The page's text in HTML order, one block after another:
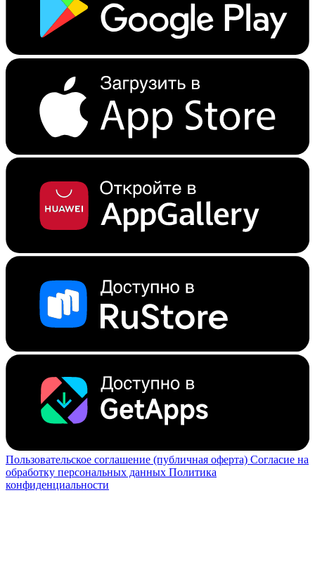
Пользовательское соглашение (публичная оферта) Согласие на
обработку персональных данных Политика
конфиденциальности